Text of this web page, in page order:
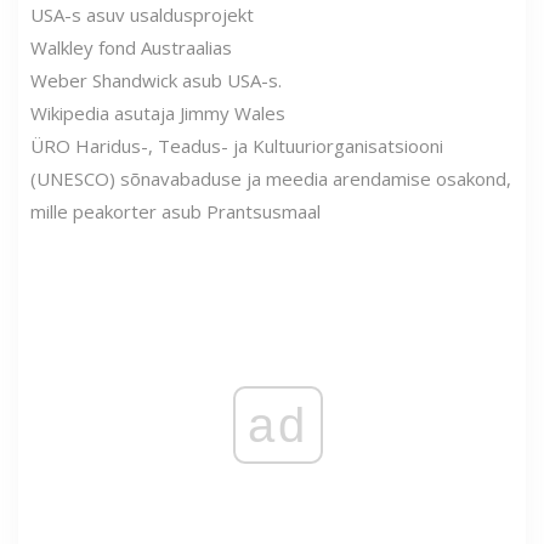
USA-s asuv usaldusprojekt
Walkley fond Austraalias
Weber Shandwick asub USA-s.
Wikipedia asutaja Jimmy Wales
ÜRO Haridus-, Teadus- ja Kultuuriorganisatsiooni
(UNESCO) sõnavabaduse ja meedia arendamise osakond,
mille peakorter asub Prantsusmaal
ad